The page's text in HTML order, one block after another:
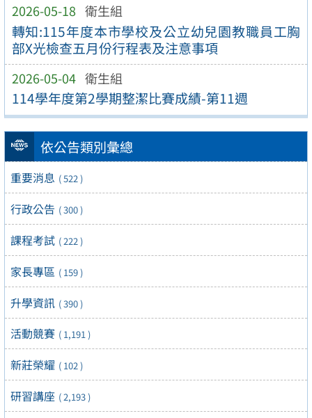
2026-05-18 衛生組
轉知:115年度本市學校及公立幼兒園教職員工胸
部X光檢查五月份行程表及注意事項
2026-05-04 衛生組
114學年度第2學期整潔比賽成績-第11週
依公告類別彙總
重要消息 ( 522 )
行政公告 ( 300 )
課程考試 ( 222 )
家長專區 ( 159 )
升學資訊 ( 390 )
活動競賽 ( 1,191 )
新莊榮耀 ( 102 )
研習講座 ( 2,193 )